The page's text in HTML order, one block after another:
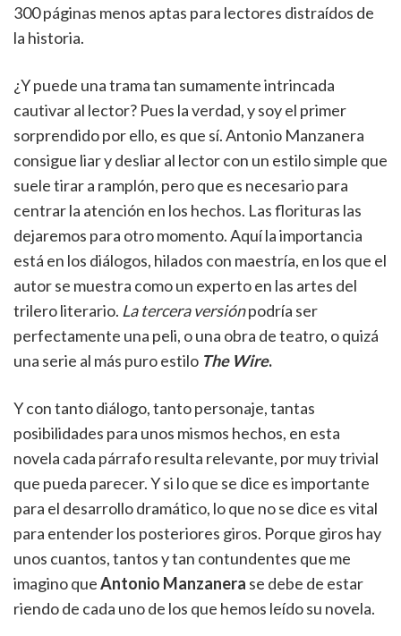
300 páginas menos aptas para lectores distraídos de
la historia.
¿Y puede una trama tan sumamente intrincada
cautivar al lector? Pues la verdad, y soy el primer
sorprendido por ello, es que sí. Antonio Manzanera
consigue liar y desliar al lector con un estilo simple que
suele tirar a ramplón, pero que es necesario para
centrar la atención en los hechos. Las florituras las
dejaremos para otro momento. Aquí la importancia
está en los diálogos, hilados con maestría, en los que el
autor se muestra como un experto en las artes del
trilero literario. La tercera versiónpodría ser
perfectamente una peli, o una obra de teatro, o quizá
una serie al más puro estilo The Wire.
Y con tanto diálogo, tanto personaje, tantas
posibilidades para unos mismos hechos, en esta
novela cada párrafo resulta relevante, por muy trivial
que pueda parecer. Y si lo que se dice es importante
para el desarrollo dramático, lo que no se dice es vital
para entender los posteriores giros. Porque giros hay
unos cuantos, tantos y tan contundentes que me
imagino queAntonio Manzanera se debe de estar
riendo de cada uno de los que hemos leído su novela.